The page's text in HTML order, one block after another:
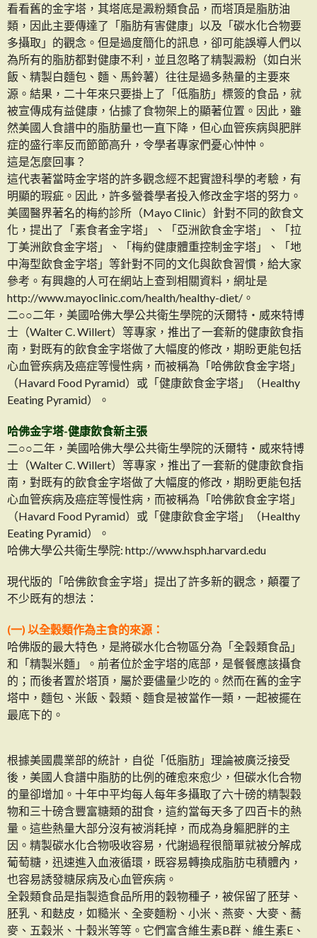
看看舊的金字塔，其塔底是澱粉類食品，而塔頂是脂肪油
類，因此主要傳達了「脂肪有害健康」以及「碳水化合物要
多攝取」的觀念。但是過度簡化的訊息，卻可能誤導人們以
為所有的脂肪都對健康不利，並且忽略了精製澱粉（如白米
飯、精製白麵包、麵、馬鈴薯）往往是過多熱量的主要來
源。結果，二十年來只要掛上了「低脂肪」標簽的食品，就
被宣傳成有益健康，佔據了食物架上的顯著位置。因此，雖
然美國人食譜中的脂肪量也一直下降，但心血管疾病與肥胖
症的盛行率反而節節高升，令學者專家們憂心忡忡。
這是怎麼回事？
這代表著當時金字塔的許多觀念經不起實證科學的考驗，有
明顯的瑕疵。因此，許多營養學者投入修改金字塔的努力。
美國醫界著名的梅約診所（Mayo Clinic）針對不同的飲食文
化，提出了「素食者金字塔」、「亞洲飲食金字塔」、「拉
丁美洲飲食金字塔」、「梅約健康體重控制金字塔」、「地
中海型飲食金字塔」等針對不同的文化與飲食習慣，給大家
參考。有興趣的人可在網站上查到相關資料，網址是
http://www.mayoclinic.com/health/healthy-diet/。
二○○二年，美國哈佛大學公共衛生學院的沃爾特‧威來特博
士（Walter C. Willert）等專家，推出了一套新的健康飲食指
南，對既有的飲食金字塔做了大幅度的修改，期盼更能包括
心血管疾病及癌症等慢性病，而被稱為「哈佛飲食金字塔」
（Havard Food Pyramid）或「健康飲食金字塔」（Healthy
Eeating Pyramid）。
哈佛金字塔-健康飲食新主張
二○○二年，美國哈佛大學公共衛生學院的沃爾特‧威來特博
士（Walter C. Willert）等專家，推出了一套新的健康飲食指
南，對既有的飲食金字塔做了大幅度的修改，期盼更能包括
心血管疾病及癌症等慢性病，而被稱為「哈佛飲食金字塔」
（Havard Food Pyramid）或「健康飲食金字塔」（Healthy
Eeating Pyramid）。
哈佛大學公共衛生學院: http://www.hsph.harvard.edu
現代版的「哈佛飲食金字塔」提出了許多新的觀念，顛覆了
不少既有的想法：
(一) 以全穀類作為主食的來源：
哈佛版的最大特色，是將碳水化合物區分為「全穀類食品」
和「精製米麵」。前者位於金字塔的底部，是餐餐應該攝食
的；而後者置於塔頂，屬於要儘量少吃的。然而在舊的金字
塔中，麵包、米飯、穀類、麵食是被當作一類，一起被擺在
最底下的。
根據美國農業部的統計，自從「低脂肪」理論被廣泛接受
後，美國人食譜中脂肪的比例的確愈來愈少，但碳水化合物
的量卻增加。十年中平均每人每年多攝取了六十磅的精製穀
物和三十磅含豐富糖類的甜食，這約當每天多了四百卡的熱
量。這些熱量大部分沒有被消耗掉，而成為身軀肥胖的主
因。精製碳水化合物吸收容易，代謝過程很簡單就被分解成
葡萄糖，迅速進入血液循環，既容易轉換成脂肪屯積體內，
也容易誘發糖尿病及心血管疾病。
全穀類食品是指製造食品所用的穀物種子，被保留了胚芽、
胚乳、和麩皮，如糙米、全麥麵粉、小米、燕麥、大麥、蕎
麥、五穀米、十穀米等等。它們富含維生素B群、維生素E、